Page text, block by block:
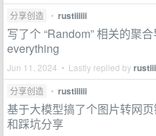
分享创造 • rustiiiiii
写了个 “Random” 相关的聚
everything
Jun 11, 2024 • Lastly replied by
分享创造 • rustiiiiii
基于大模型搞了个图片转网
和踩坑分享